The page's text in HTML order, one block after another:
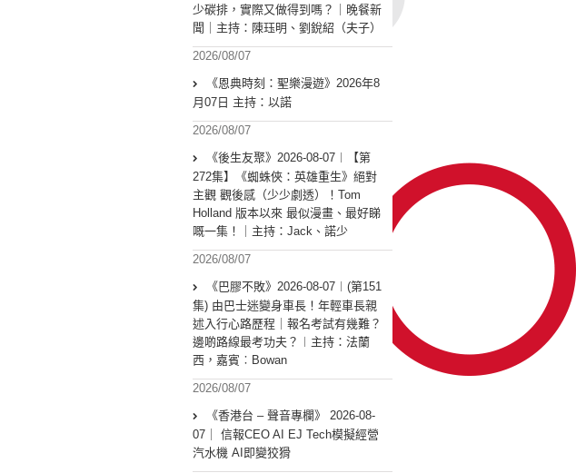
少碳排，實際又做得到嗎？｜晚餐新
聞｜主持：陳珏明、劉銳紹（夫子）
2026/08/07
《恩典時刻：聖樂漫遊》2026年8
月07日 主持：以諾
2026/08/07
《後生友聚》2026-08-07︱【第
272集】《蜘蛛俠：英雄重生》絕對
主觀 觀後感（少少劇透）！Tom
Holland 版本以來 最似漫畫、最好睇
嘅一集！｜主持：Jack、諾少
2026/08/07
《巴膠不敗》2026-08-07︱(第151
集) 由巴士迷變身車長！年輕車長親
述入行心路歷程｜報名考試有幾難？
邊啲路線最考功夫？︱主持：法蘭
西，嘉賓︰Bowan
2026/08/07
《香港台 – 聲音專欄》 2026-08-
07｜ 信報CEO AI EJ Tech模擬經營
汽水機 AI即變狡猾